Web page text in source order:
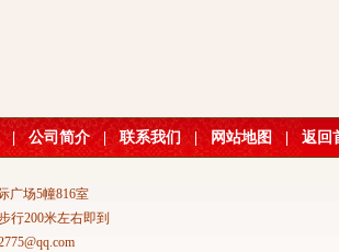
| 公司简介 | 联系我们 | 网站地图 返回
广场5幢816室
行200米左右即到